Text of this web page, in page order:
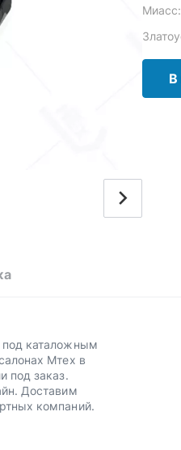
Миасс:
В
под каталожным
Мтех в
под заказ.
Доставим
компаний.